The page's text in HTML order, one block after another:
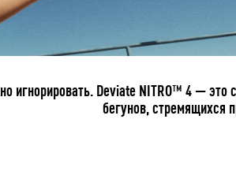
игнорировать. Deviate NITRO™ 4 —
бегунов, стремящихся